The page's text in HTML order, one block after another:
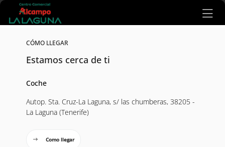
Ir al contenido principal
CÓMO LLEGAR
Estamos cerca de ti
Coche
Autop. Sta. Cruz-La Laguna, s/ las chumberas, 38205 -
La Laguna (Tenerife)
Como llegar